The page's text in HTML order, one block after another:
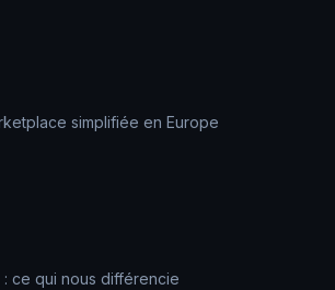
simplifiée en Europe
: ce qui nous différencie